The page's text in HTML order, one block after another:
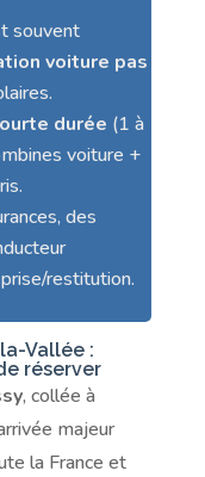
souvent
voiture pas
durée (1 à
voiture +
des
restitution.
Vallée :
réserver
, collée à
majeur
la France et